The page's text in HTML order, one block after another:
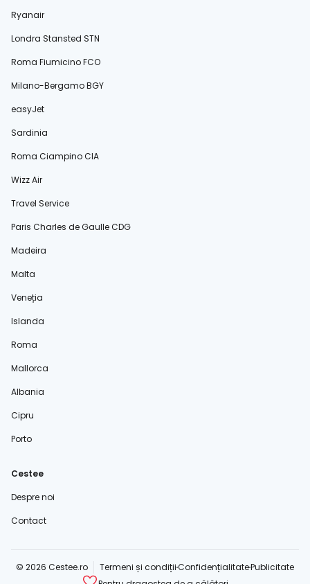
Ryanair
Londra Stansted STN
Roma Fiumicino FCO
Milano-Bergamo BGY
easyJet
Sardinia
Roma Ciampino CIA
Wizz Air
Travel Service
Paris Charles de Gaulle CDG
Madeira
Malta
Veneția
Islanda
Roma
Mallorca
Albania
Cipru
Porto
Cestee
Despre noi
Contact
© 2026 Cestee.ro Termeni și condițiiConfidențialitatePublicitate